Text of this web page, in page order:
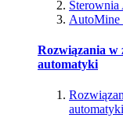
AutoMine
Rozwiązania w
automatyki
automatyki